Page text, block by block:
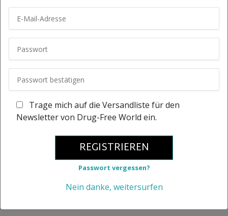
Trage mich auf die Versandliste für den
Newsletter von Drug-Free World ein.
REGISTRIEREN
Passwort vergessen?
Nein danke, weitersurfen